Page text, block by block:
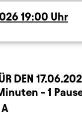
19:00 Uhr
DEN
- 1
A